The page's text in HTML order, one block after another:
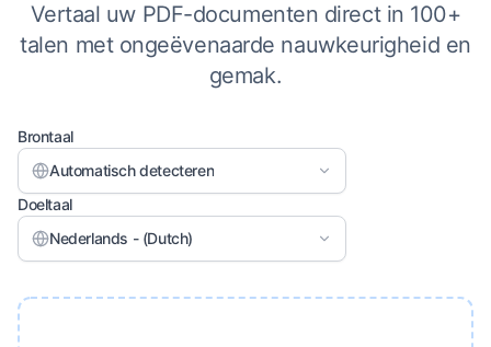
Vertaal uw PDF-documenten direct in 100+
talen met ongeëvenaarde nauwkeurigheid en
gemak.
Brontaal
Automatisch detecteren
Doeltaal
Nederlands - (Dutch)